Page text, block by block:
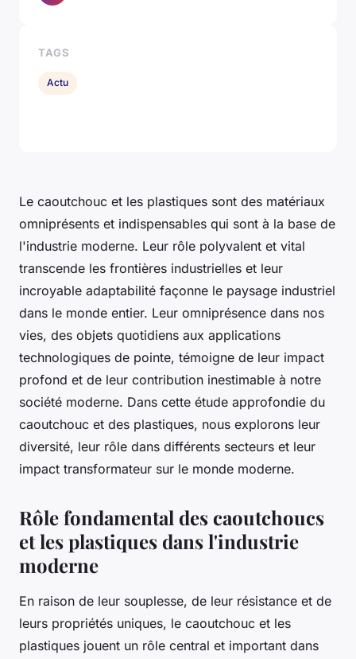
Le caoutchouc et les plastiques sont des matériaux
omniprésents et indispensables qui sont à la base de
l'industrie moderne. Leur rôle polyvalent et vital
transcende les frontières industrielles et leur
incroyable adaptabilité façonne le paysage industriel
dans le monde entier. Leur omniprésence dans nos
vies, des objets quotidiens aux applications
technologiques de pointe, témoigne de leur impact
profond et de leur contribution inestimable à notre
société moderne. Dans cette étude approfondie du
caoutchouc et des plastiques, nous explorons leur
diversité, leur rôle dans différents secteurs et leur
impact transformateur sur le monde moderne.
Rôle fondamental des caoutchoucs
et les plastiques dans l'industrie
moderne
En raison de leur souplesse, de leur résistance et de
leurs propriétés uniques, le caoutchouc et les
plastiques jouent un rôle central et important dans
TAGS
Actu